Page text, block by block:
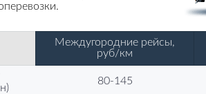
Междугородние рейсы,
руб/км
80-145